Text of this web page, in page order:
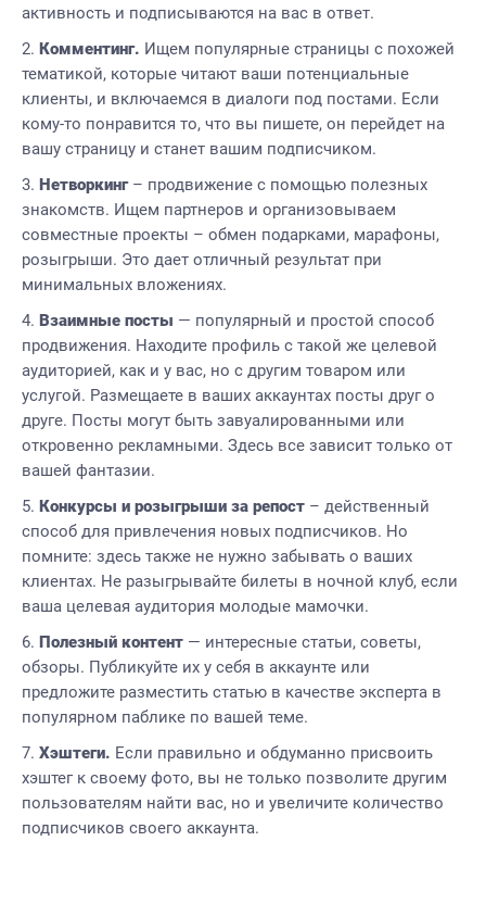
активность и подписываются на вас в ответ.
Комментинг. Ищем популярные страницы с похожей
тематикой, которые читают ваши потенциальные
клиенты, и включаемся в диалоги под постами. Если
кому-то понравится то, что вы пишете, он перейдет на
вашу страницу и станет вашим подписчиком.
Нетворкинг– продвижение с помощью полезных
знакомств. Ищем партнеров и организовываем
совместные проекты – обмен подарками, марафоны,
розыгрыши. Это дает отличный результат при
минимальных вложениях.
Взаимные посты — популярный и простой способ
продвижения. Находите профиль с такой же целевой
аудиторией, как и у вас, но с другим товаром или
услугой. Размещаете в ваших аккаунтах посты друг о
друге. Посты могут быть завуалированными или
откровенно рекламными. Здесь все зависит только от
вашей фантазии.
Конкурсы и розыгрыши за репост – действенный
способ для привлечения новых подписчиков. Но
помните: здесь также не нужно забывать о ваших
клиентах. Не разыгрывайте билеты в ночной клуб, если
ваша целевая аудитория молодые мамочки.
Полезный контент — интересные статьи, советы,
обзоры. Публикуйте их у себя в аккаунте или
предложите разместить статью в качестве эксперта в
популярном паблике по вашей теме.
Хэштеги. Если правильно и обдуманно присвоить
хэштег к своему фото, вы не только позволите другим
пользователям найти вас, но и увеличите количество
подписчиков своего аккаунта.